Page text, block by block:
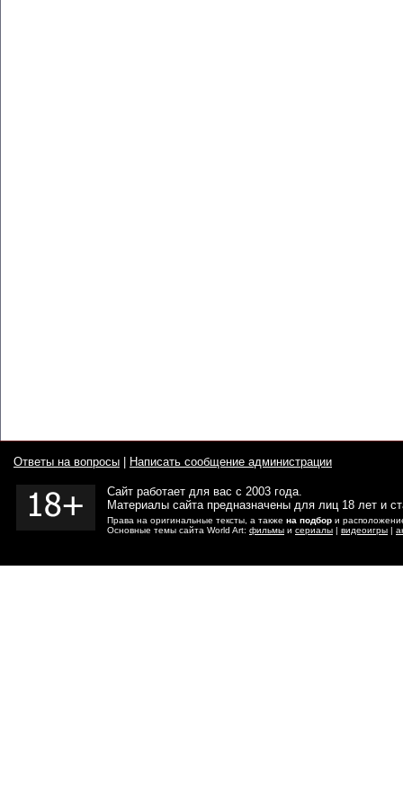
Ответы на вопросы Написать сообщение администрации
Сайт работает для вас с 2003 года.
Материалы сайта предназначены для лиц 18 лет и
Права на оригинальные тексты, а также на подбор и
Основные темы сайта World Art: фильмы и сериалы | видеоигры |